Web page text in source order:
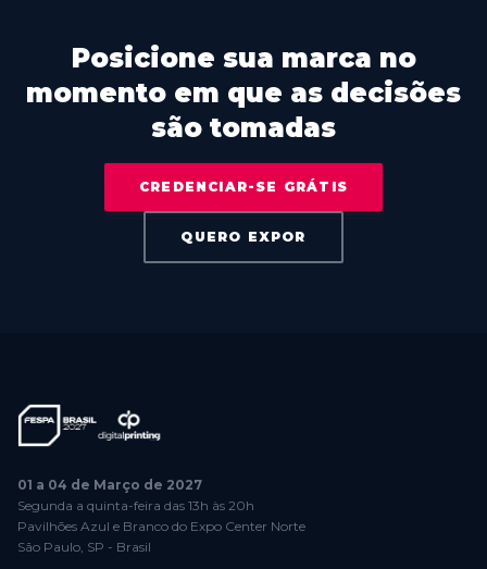
Posicione sua marca no
momento em que as decisões
são tomadas
CREDENCIAR-SE GRÁTIS
QUERO EXPOR
01 a 04 de Março de 2027
Segunda a quinta-feira das 13h às 20h
Pavilhões Azul e Branco do Expo Center Norte
São Paulo, SP - Brasil